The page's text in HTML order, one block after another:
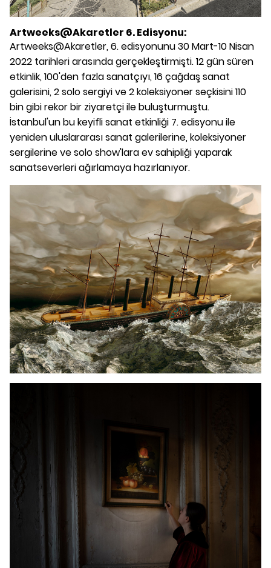
Artweeks@Akaretler 6. Edisyonu:
Artweeks@Akaretler, 6. edisyonunu 30 Mart-10 Nisan
2022 tarihleri arasında gerçekleştirmişti. 12 gün süren
etkinlik, 100'den fazla sanatçıyı, 16 çağdaş sanat
galerisini, 2 solo sergiyi ve 2 koleksiyoner seçkisini 110
bin gibi rekor bir ziyaretçi ile buluşturmuştu.
İstanbul'un bu keyifli sanat etkinliği 7. edisyonu ile
yeniden uluslararası sanat galerilerine, koleksiyoner
sergilerine ve solo show'lara ev sahipliği yaparak
sanatseverleri ağırlamaya hazırlanıyor.